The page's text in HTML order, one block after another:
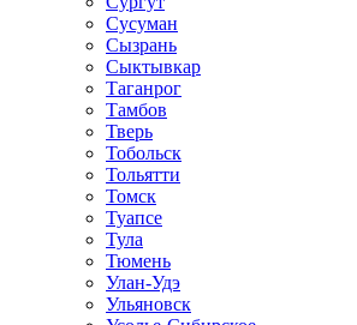
Сусуман
Сызрань
Сыктывкар
Таганрог
Тамбов
Тверь
Тобольск
Тольятти
Томск
Туапсе
Тула
Тюмень
Улан-Удэ
Ульяновск